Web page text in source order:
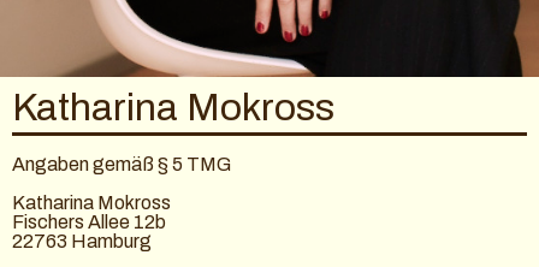
Katharina Mokross
Angaben gemäß § 5 TMG
Katharina Mokross
Fischers Allee 12b
22763 Hamburg